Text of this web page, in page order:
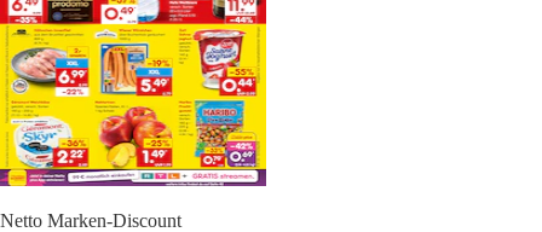
Netto Marken-Discount